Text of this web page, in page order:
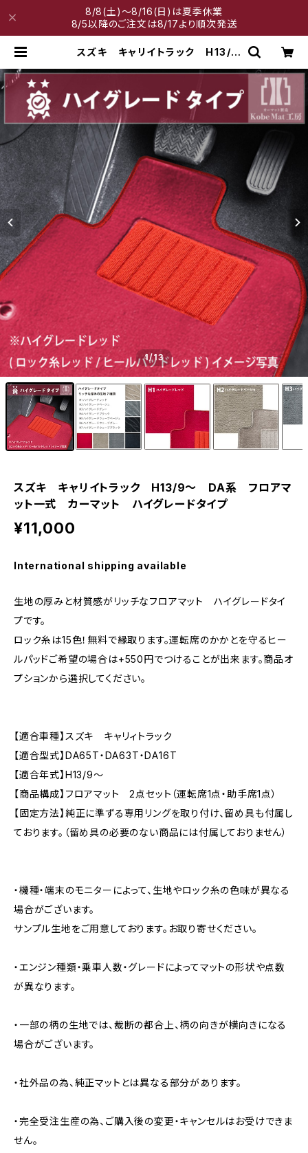
8/8(土)～8/16(日)は夏季休業
8/5以降のご注文は8/17より順次発送
スズキ キャリイトラック H13/
ーマット ハイグレードタイプ | 神戸
1/13
スズキ キャリイトラック H13/9〜 DA系 フロアマ
ット一式 カーマット ハイグレードタイプ
¥11,000
International shipping available
生地の厚みと材質感がリッチなフロアマット ハイグレードタイ
プです。
ロック糸は15色！無料で縁取ります。運転席のかかとを守るヒー
ルパッドご希望の場合は+550円でつけることが出来ます。商品オ
プションから選択してください。
【適合車種】スズキ キャリィトラック
【適合型式】DA65T・DA63T・DA16T
【適合年式】H13/9〜
【商品構成】フロアマット 2点セット（運転席1点・助手席1点）
【固定方法】純正に準ずる専用リングを取り付け、留め具も付属し
ております。（留め具の必要のない商品には付属しておりません）
・機種・端末のモニターによって、生地やロック糸の色味が異なる
場合がございます。
サンプル生地をご用意しております。お取り寄せください。
・エンジン種類・乗車人数・グレードによってマットの形状や点数
が異なります。
・一部の柄の生地では、裁断の都合上、柄の向きが横向きになる
場合がございます。
・社外品の為、純正マットとは異なる部分があります。
・完全受注生産の為、ご購入後の変更・キャンセルはお受けできま
せん。